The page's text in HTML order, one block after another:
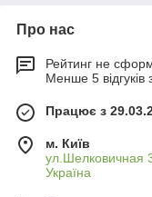
Про нас
Рейтинг не
Менше 5 відгуків
Працює з
м. Київ
ул.Шелковичная
Україна